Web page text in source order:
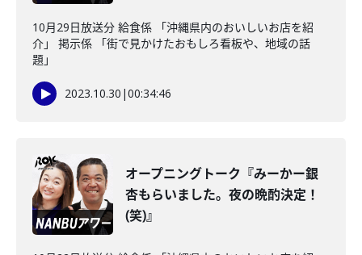
10月29日放送分 給食係 「沖縄県内のおいしいお店を紹
介」 掲示係 「街で見かけたおもしろ看板や、地域の話
題」
2023.10.30 |00:34:46
オープニングトーク『みーかー銀
杏もらいました。夜の晩酌決定！
(笑)』